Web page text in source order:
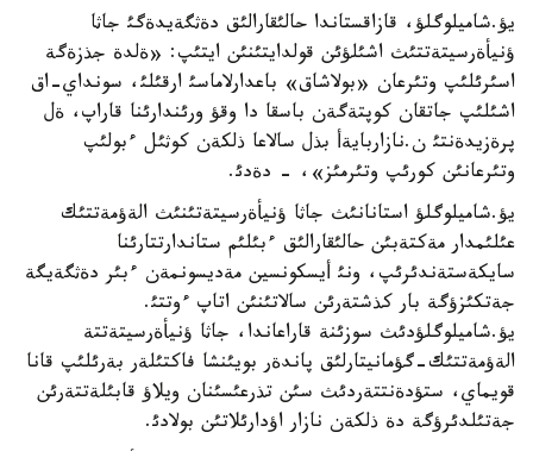
يؤ.شاميلوگلؤ، قازاقستاندا حالئقارالئق دةثگةيدةگئ جاثا
ؤنيأةرسيتةتتئث اشئلؤئن قولدايتئنئن ايتئپ: «ةلدة جذزةگة
اسئرئلئپ وتئرعان «بولاشاق» باعدارلاماسئ ارقئلئ، سونداي-اق
اشئلئپ جاتقان كوپتةگةن باسقا دا وقؤ ورئندارئنا قاراپ، ةل
پرةزيدةنتئ ن.نازاربايةأ بذل سالاعا ذلكةن كوثئل ءبولئپ
وتئرعانئن كورئپ وتئرمئز»، - دةدئ.
يؤ.شاميلوگلؤ استانانئث جاثا ؤنيأةرسيتةتئنئث الةؤمةتتئك
عئلئمدار مةكتةبئن حالئقارالئق ءبئلئم ستاندارتتارئنا
سايكةستةندئرئپ، ونئ أيسكونسين مةديسونمةن ءبئر دةثگةيگة
جةتكئزؤگة بار كذشتةرئن سالاتئنئن اتاپ ءوتتئ.
يؤ.شاميلوگلؤدئث سوزئنة قاراعاندا، جاثا ؤنيأةرسيتةتتة
الةؤمةتتئك-گؤمانيتارلئق پاندةر بويئنشا فاكتئلةر بةرئلئپ قانا
قويماي، ستؤدةنتتةردئث سئن تذرعئسئنان ويلاؤ قابئلةتتةرئن
جةتئلدئرؤگة دة ذلكةن نازار اؤدارئلاتئن بولادئ.